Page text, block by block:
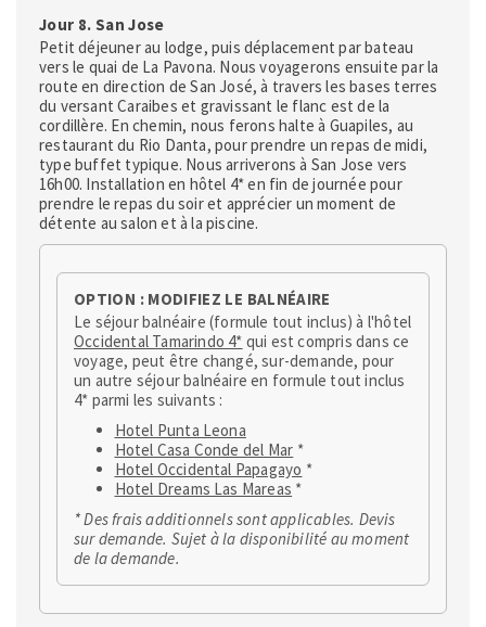
Jour 8. San Jose
Petit déjeuner au lodge, puis déplacement par bateau
vers le quai de La Pavona. Nous voyagerons ensuite par la
route en direction de San José, à travers les bases terres
du versant Caraibes et gravissant le flanc est de la
cordillère. En chemin, nous ferons halte à Guapiles, au
restaurant du Rio Danta, pour prendre un repas de midi,
type buffet typique. Nous arriverons à San Jose vers
16h00. Installation en hôtel 4* en fin de journée pour
prendre le repas du soir et apprécier un moment de
détente au salon et à la piscine.
OPTION : MODIFIEZ LE BALNÉAIRE
Le séjour balnéaire (formule tout inclus) à l'hôtel
Occidental Tamarindo 4* qui est compris dans ce
voyage, peut être changé, sur-demande, pour
un autre séjour balnéaire en formule tout inclus
4* parmi les suivants :
Hotel Punta Leona
Hotel Casa Conde del Mar *
Hotel Occidental Papagayo *
Hotel Dreams Las Mareas *
* Des frais additionnels sont applicables. Devis
sur demande. Sujet à la disponibilité au moment
de la demande.